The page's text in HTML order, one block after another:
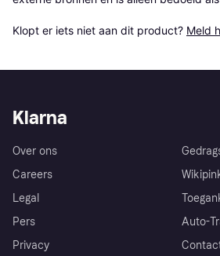
Klopt er iets niet aan dit product? Meld
Klarna
Over ons
Careers
Legal
Pers
Privacy
Auto-